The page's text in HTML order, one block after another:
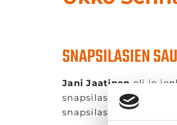
SNAPSILASIEN
Jani Jaatinen oli jo
snapsilaseihin, ennen
snapsilasien